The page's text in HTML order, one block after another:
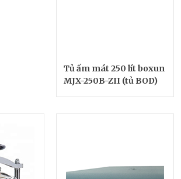
Tủ ấm mát 250 lít boxun
MJX-250B-ZII (tủ BOD)